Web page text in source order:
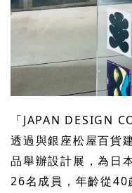
「JAPAN DESIGN
透過與銀座松屋百貨
品舉辦設計展，為日
26名成員，年齡從40